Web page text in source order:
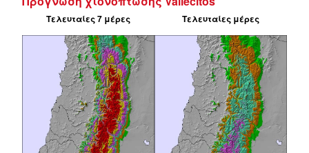
Τελευταίες 7 μέρες Τελευταίες μέρες